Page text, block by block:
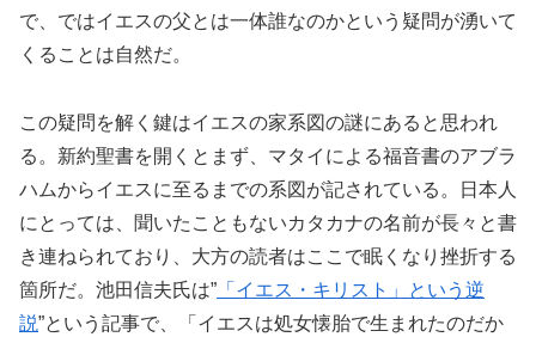
で、ではイエスの父とは一体誰なのかという疑問が湧いて
くることは自然だ。
この疑問を解く鍵はイエスの家系図の謎にあると思われ
る。新約聖書を開くとまず、マタイによる福音書のアブラ
ハムからイエスに至るまでの系図が記されている。日本人
にとっては、聞いたこともないカタカナの名前が長々と書
き連ねられており、大方の読者はここで眠くなり挫折する
箇所だ。池田信夫氏は” 「イエス・キリスト」という逆
説”という記事で、「イエスは処女懐胎で生まれたのだか